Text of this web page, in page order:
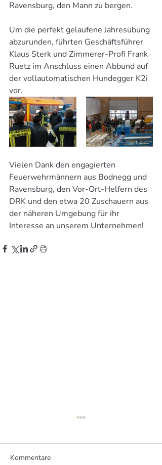
Ravensburg, den Mann zu bergen.
Um die perfekt gelaufene Jahresübung
abzurunden, führten Geschäftsführer
Klaus Sterk und Zimmerer-Profi Frank
Ruetz im Anschluss einen Abbund auf
der vollautomatischen Hundegger K2i
vor.
Vielen Dank den engagierten
Feuerwehrmännern aus Bodnegg und
Ravensburg, den Vor-Ort-Helfern des
DRK und den etwa 20 Zuschauern aus
der näheren Umgebung für ihr
Interesse an unserem Unternehmen!
Kommentare